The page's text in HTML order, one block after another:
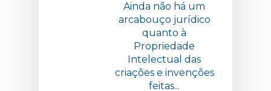
Ainda não há um
arcabouço jurídico
quanto à
Propriedade
Intelectual das
criações e invenções
feitas...